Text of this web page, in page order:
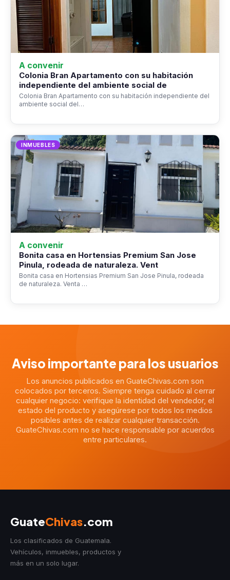
A convenir
Colonia Bran Apartamento con su habitación
independiente del ambiente social de
Colonia Bran Apartamento con su habitación independiente del
ambiente social del…
INMUEBLES
A convenir
Bonita casa en Hortensias Premium San Jose
Pinula, rodeada de naturaleza. Vent
Bonita casa en Hortensias Premium San Jose Pinula, rodeada
de naturaleza. Venta …
Aviso importante para los usuarios
Los anuncios publicados en GuateChivas.com son
colocados por terceros. Siempre tenga cuidado al cerrar
cualquier negocio: verifique la identidad del vendedor, el
estado del producto y asegúrese por todos los medios
posibles antes de realizar cualquier transacción.
GuateChivas.com no se hace responsable por acuerdos
entre particulares.
GuateChivas.com
Los clasificados de Guatemala.
Vehículos, inmuebles, productos y
más en un solo lugar.